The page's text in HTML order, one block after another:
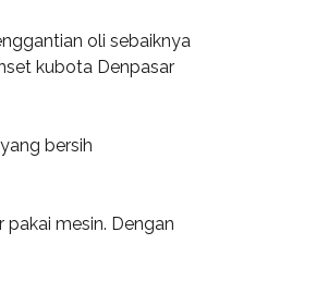
oli sebaiknya
kubota Denpasar
bersih
mesin. Dengan